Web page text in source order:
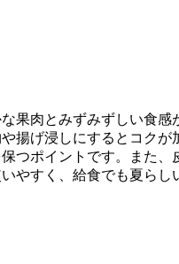
果肉とみずみずしい食
揚げ浸しにするとコク
つポイントです。また
やすく、給食でも夏ら